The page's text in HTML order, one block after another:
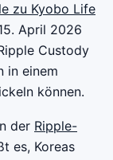
zu Kyobo Life
April 2026
Custody
in einem
können.
der Ripple-
es, Koreas